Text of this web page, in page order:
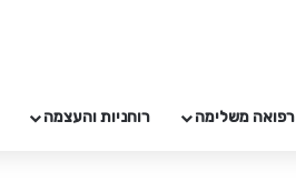
רפואה משלימה רוחניות והעצמה